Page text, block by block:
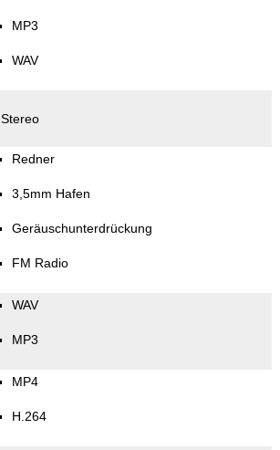
MP3
WAV
Stereo
Redner
3,5mm Hafen
Geräuschunterdrückung
FM Radio
WAV
MP3
MP4
H.264